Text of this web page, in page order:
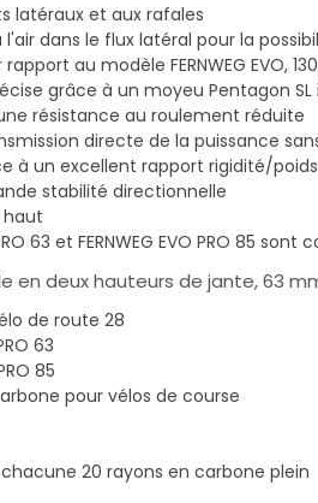
latéraux et aux rafales
dans le flux latéral pour la
au modèle FERNWEG EVO,
grâce à un moyeu Pentagon
résistance au roulement réduite
directe de la puissance
à un excellent rapport rigidité/poids
stabilité directionnelle
haut
63 et FERNWEG EVO PRO 85
en deux hauteurs de jante,
de route 28
63
85
pour vélos de course
20 rayons en carbone plein